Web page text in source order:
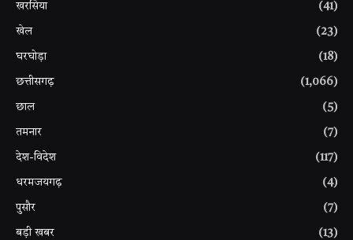
खरसिया (41)
खेल (23)
घरघोड़ा (18)
छत्तीसगढ़ (1,066)
छाल (5)
तमनार (7)
देश-विदेश (117)
धरमजयगढ़ (4)
पुसौर (7)
बड़ी खबर (13)